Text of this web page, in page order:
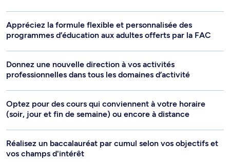
Appréciez la formule flexible et personnalisée des
programmes d’éducation aux adultes offerts par la FAC
Donnez une nouvelle direction à vos activités
professionnelles dans tous les domaines d’activité
Optez pour des cours qui conviennent à votre horaire
(soir, jour et fin de semaine) ou encore à distance
Réalisez un baccalauréat par cumul selon vos objectifs et
vos champs d'intérêt